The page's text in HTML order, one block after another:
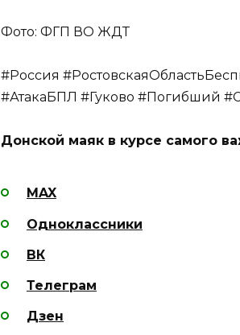
Фото: ФГП ВО ЖДТ
#Россия
#АтакаБПЛ #Гуково #Погибший
Донской маяк в курсе самого
MAX
Одноклассники
ВК
Телеграм
Дзен